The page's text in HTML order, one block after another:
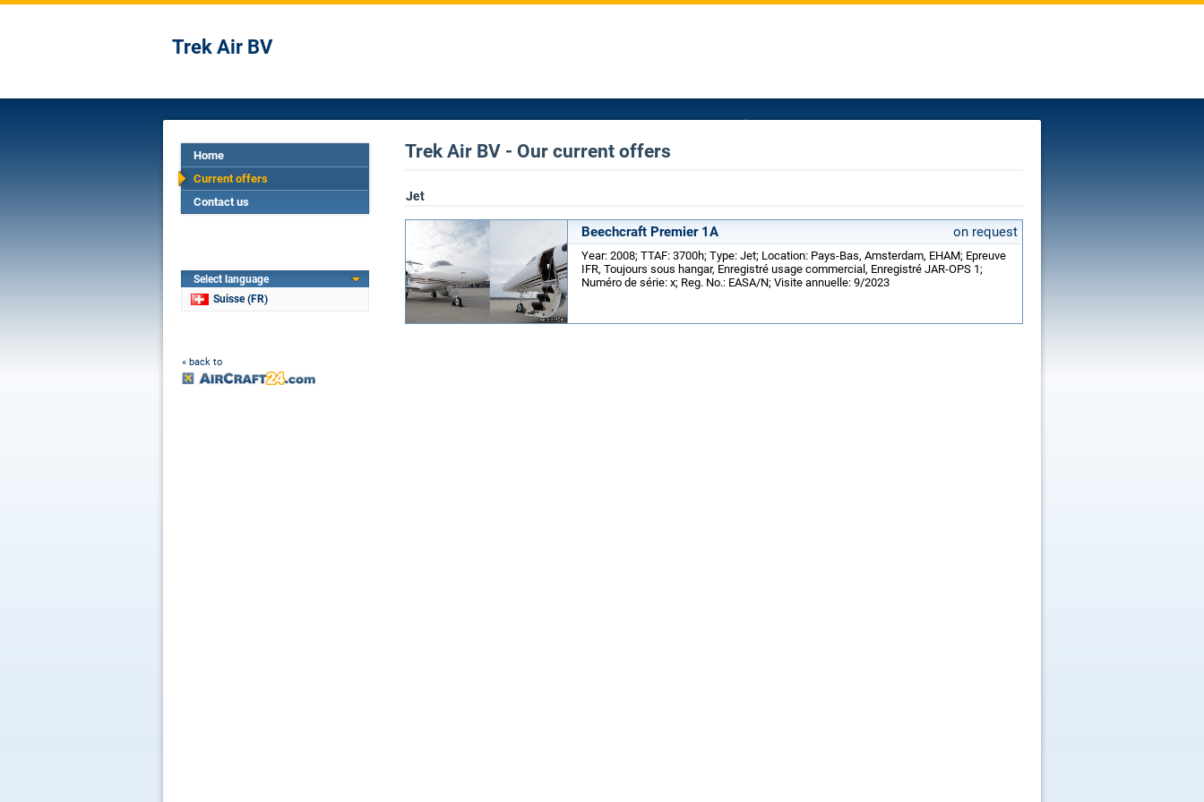
Trek Air BV
Home
Current offers
Contact us
Select language
Suisse (FR)
« back to
Trek Air BV - Our current offers
Jet
Beechcraft Premier 1A on request
Year: 2008; TTAF: 3700h; Type: Jet; Location: Pays-Bas, Amsterdam, EHAM; Epreuve
IFR, Toujours sous hangar, Enregistré usage commercial, Enregistré JAR-OPS 1;
Numéro de série: x; Reg. No.: EASA/N; Visite annuelle: 9/2023